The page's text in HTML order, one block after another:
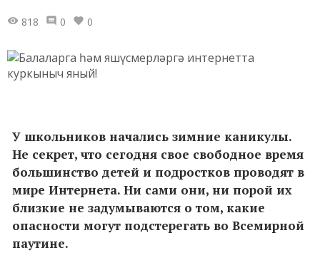
818 0 0
У школьников начались зимние каникулы.
Не секрет, что сегодня свое свободное время
большинство детей и подростков проводят в
мире Интернета. Ни сами они, ни порой их
близкие не задумываются о том, какие
опасности могут подстерегать во Всемирной
паутине.